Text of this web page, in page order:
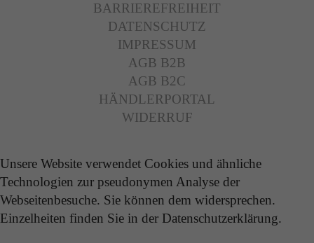
BARRIEREFREIHEIT
DATENSCHUTZ
IMPRESSUM
AGB B2B
AGB B2C
HÄNDLERPORTAL
WIDERRUF
Unsere Website verwendet Cookies und ähnliche
Technologien zur pseudonymen Analyse der
Webseitenbesuche. Sie können dem widersprechen.
Einzelheiten finden Sie in der Datenschutzerklärung.